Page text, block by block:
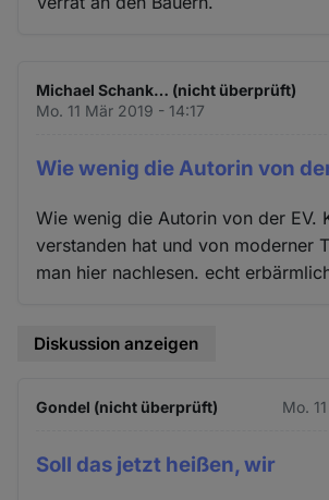
Michael Schank… (nicht überprüft)
Mo. 11 Mär 2019 - 14:17
Wie wenig die Autorin von
Wie wenig die Autorin von der EV.
verstanden hat und von moderner
man hier nachlesen. echt
Diskussion anzeigen
Gondel (nicht überprüft) Mo.
Soll das jetzt heißen, wir